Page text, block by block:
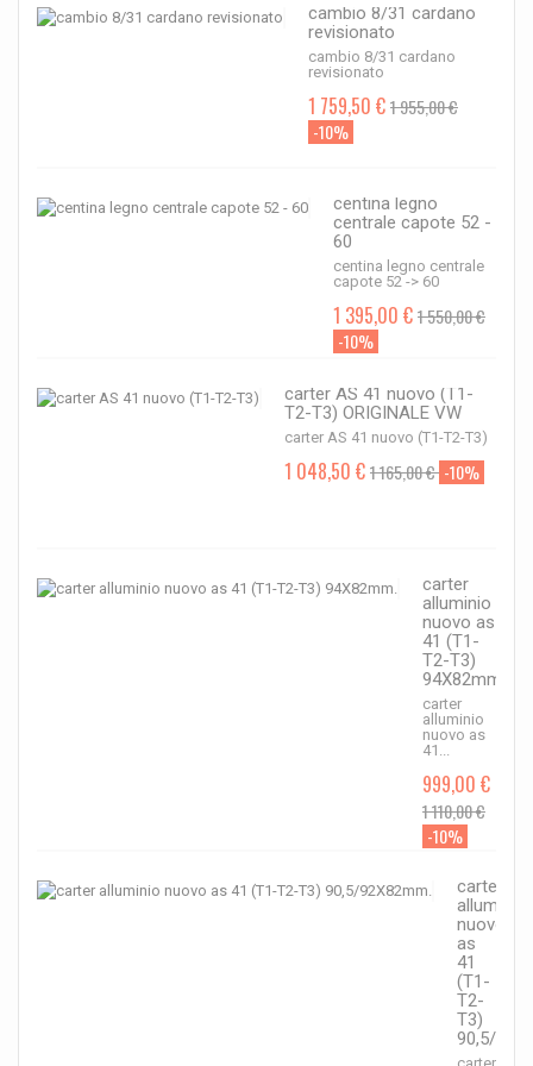
cambio 8/31 cardano
revisionato
cambio 8/31 cardano
revisionato
1 759,50 €1 955,00 €
-10%
centina legno
centrale capote 52 -
60
centina legno centrale
capote 52 -> 60
1 395,00 €1 550,00 €
-10%
carter AS 41 nuovo (T1-
T2-T3) ORIGINALE VW
carter AS 41 nuovo (T1-T2-T3)
1 048,50 €1 165,00 € -10%
carter
alluminio
nuovo as
41 (T1-
T2-T3)
94X82mm.
carter
alluminio
nuovo as
41...
999,00 €
1 110,00 €
-10%
carter
alluminio
nuovo
as
41
(T1-
T2-
T3)
90,5/